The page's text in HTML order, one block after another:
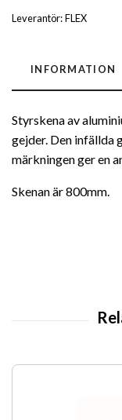
Leverantör:FLEX
INFORMATION
Styrskena av
gejder. Den infällda
märkningen ger en
Skenan är 800mm.